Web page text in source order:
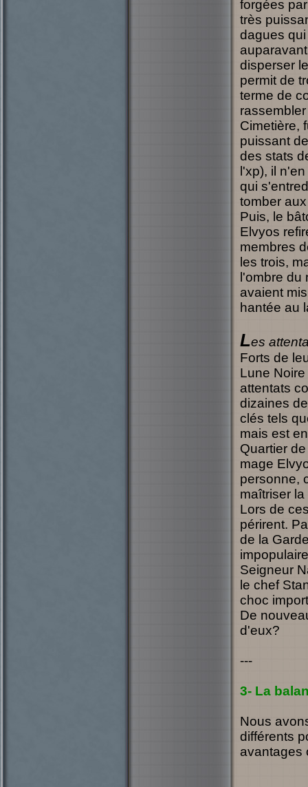
forgées
très
dagues
disperser
permit de
terme de
Cimetière,
puissant
des stats
l'xp), il
qui
tomber
Puis, le
Elvyos
membres
les trois,
l'ombre
avaient
hantée au
Les
Forts de
Lune
attentats
dizaines
clés tels
mais est
Quartier
mage
personne,
maîtriser la
Lors de
périrent.
de la
Seigneur
le chef
choc
De
d'eux?
---
3- La
Nous
différents
avantages